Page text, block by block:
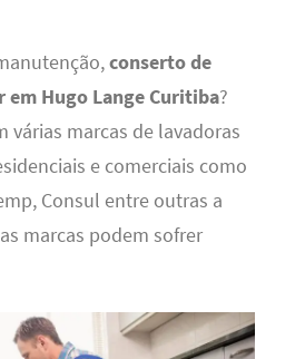
conserto de
em Hugo Lange Curitiba?
várias marcas de lavadoras
e comerciais como
Consul entre outras a
marcas podem sofrer